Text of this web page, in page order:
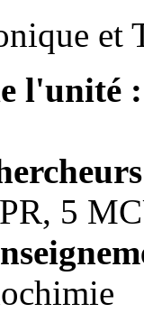
et
l'unité
5